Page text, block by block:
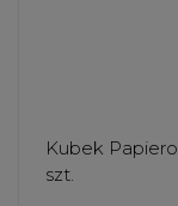
Kubek
szt.